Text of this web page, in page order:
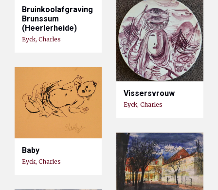
Bruinkoolafgraving
Brunssum
(Heerlerheide)
Eyck, Charles
Vissersvrouw
Eyck, Charles
Baby
Eyck, Charles